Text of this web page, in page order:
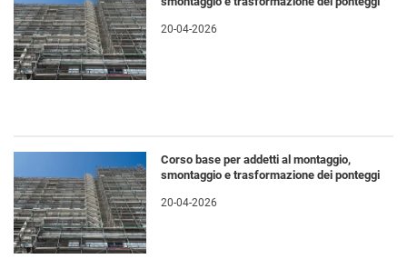
–
D.Lgs
81/08
20-04-2026
Corso base per addetti al montaggio,
smontaggio e trasformazione dei ponteggi
20-04-2026